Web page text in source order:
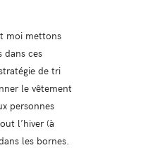
moi mettons
dans ces
de tri
le vêtement
personnes
l’hiver (à
les bornes.